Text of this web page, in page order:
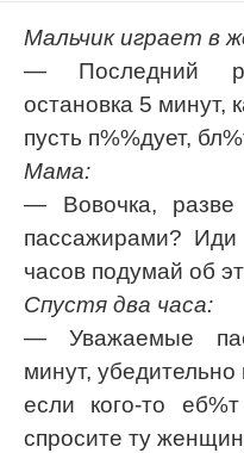
Мальчик играет в
— Последний
остановка 5 минут,
пусть п%%дует,
Мама:
— Вовочка, разве
пассажирами?
часов подумай об
Спустя два часа:
— Уважаемые
минут,
если кого-то
спросите ту